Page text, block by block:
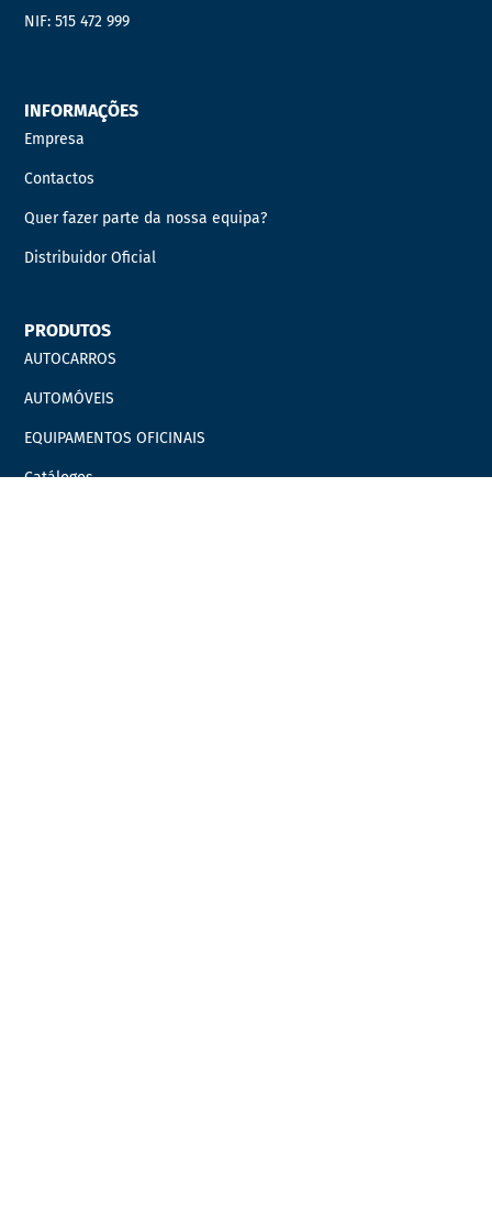
NIF: 515 472 999
INFORMAÇÕES
Empresa
Contactos
Quer fazer parte da nossa equipa?
Distribuidor Oficial
PRODUTOS
AUTOCARROS
AUTOMÓVEIS
EQUIPAMENTOS OFICINAIS
Catálogos